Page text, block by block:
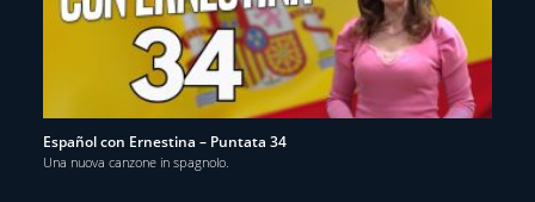
Español con Ernestina – Puntata 34
Una nuova canzone in spagnolo.